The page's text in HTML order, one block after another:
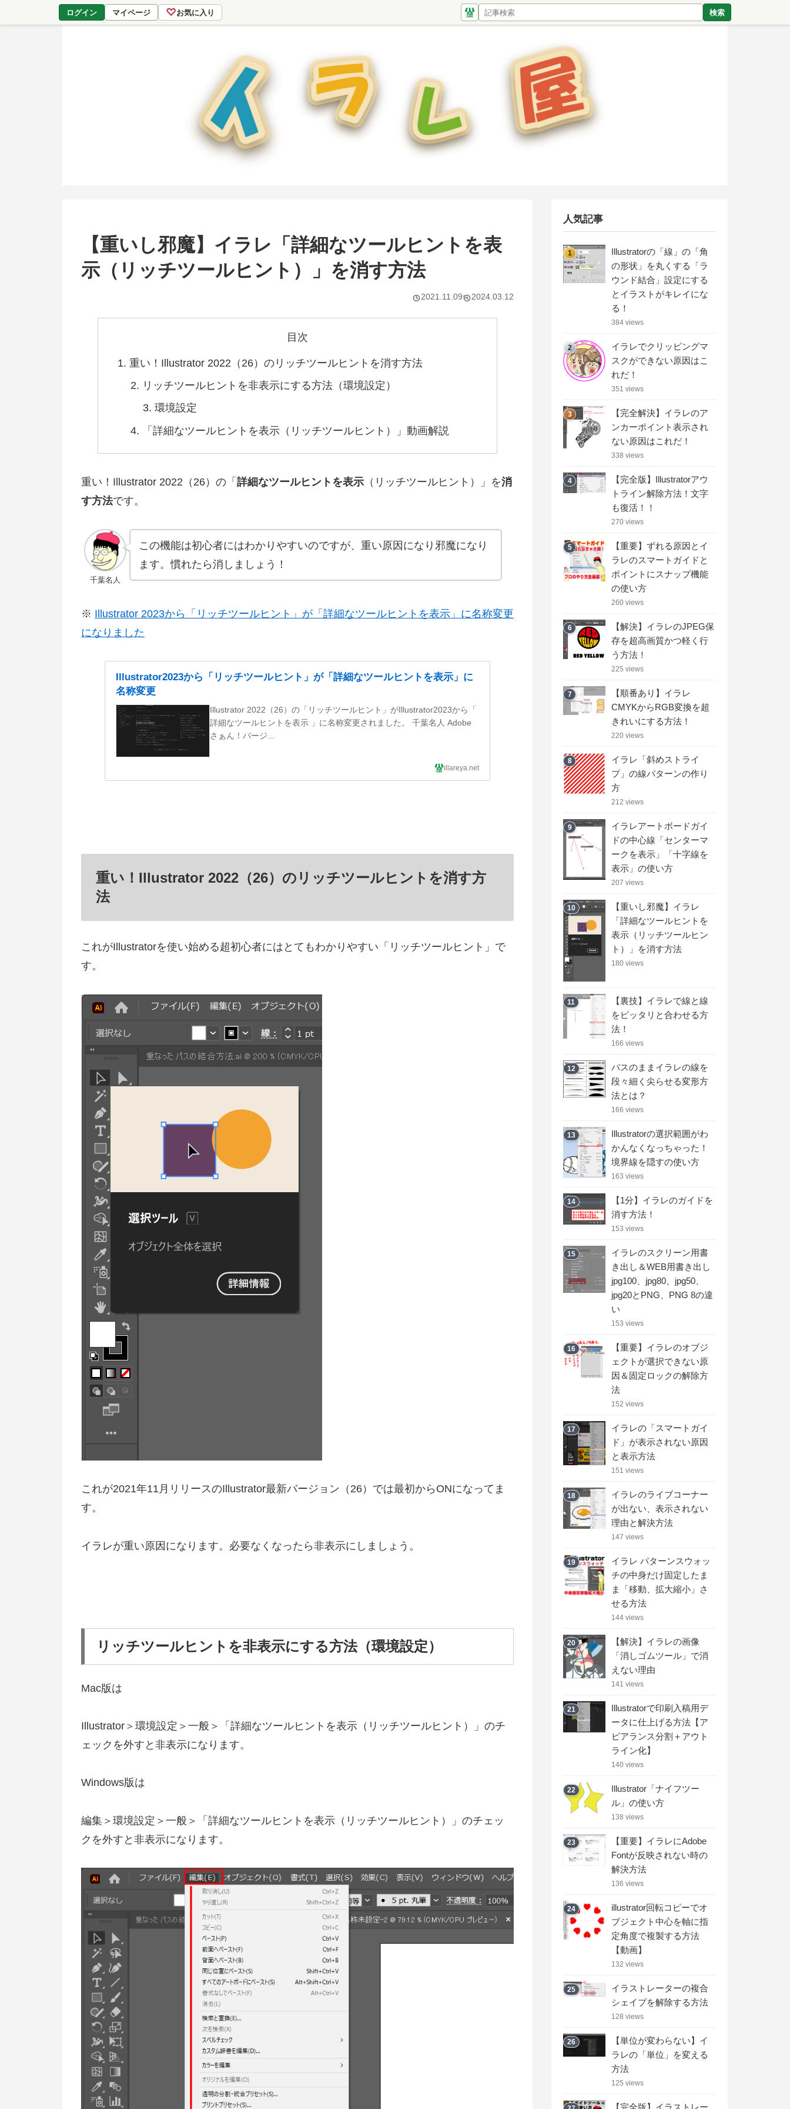
ログイン マイページ ♡お気に入り 検索
【重いし邪魔】イラレ「詳細なツールヒントを表
示（リッチツールヒント）」を消す方法
2021.11.09 2024.03.12
目次
重い！Illustrator 2022（26）のリッチツールヒントを消す方法
リッチツールヒントを非表示にする方法（環境設定）
環境設定
「詳細なツールヒントを表示（リッチツールヒント）」動画解説
重い！Illustrator 2022（26）の「 詳細なツールヒントを表示 （リッチツールヒント）」を消
す方法です。
千葉名人
この機能は初心者にはわかりやすいのですが、重い原因になり邪魔になり
ます。慣れたら消しましょう！
※ Illustrator 2023から「リッチツールヒント」が「詳細なツールヒントを表示」に名称変更
になりました
Illustrator2023から「リッチツールヒント」が「詳細なツールヒントを表示」に
名称変更
Illustrator 2022（26）の「リッチツールヒント」がIllustrator2023から「
詳細なツールヒントを表示 」に名称変更されました。 千葉名人 Adobe
さぁん！バージ...
illareya.net
重い！Illustrator 2022（26）のリッチツールヒントを消す方
法
これがIllustratorを使い始める超初心者にはとてもわかりやすい「リッチツールヒント」で
す。
これが2021年11月リリースのIllustrator最新バージョン（26）では最初からONになってま
す。
イラレが重い原因になります。必要なくなったら非表示にしましょう。
リッチツールヒントを非表示にする方法（環境設定）
Mac版は
Illustrator＞環境設定＞一般＞「詳細なツールヒントを表示（リッチツールヒント）」のチ
ェックを外すと非表示になります。
Windows版は
編集＞環境設定＞一般＞「詳細なツールヒントを表示（リッチツールヒント）」のチェッ
クを外すと非表示になります。
人気記事
1
Illustratorの「線」の「角
の形状」を丸くする「ラ
ウンド結合」設定にする
とイラストがキレイにな
る！
384 views
2
イラレでクリッピングマ
スクができない原因はこ
れだ！
351 views
3
【完全解決】イラレのア
ンカーポイント表示され
ない原因はこれだ！
338 views
4
【完全版】Illustratorアウ
トライン解除方法！文字
も復活！！
270 views
5
【重要】ずれる原因とイ
ラレのスマートガイドと
ポイントにスナップ機能
の使い方
260 views
6
【解決】イラレのJPEG保
存を超高画質かつ軽く行
う方法！
225 views
7
【順番あり】イラレ
CMYKからRGB変換を超
きれいにする方法！
220 views
8
イラレ「斜めストライ
プ」の線パターンの作り
方
212 views
9
イラレアートボードガイ
ドの中心線「センターマ
ークを表示」「十字線を
表示」の使い方
207 views
10
【重いし邪魔】イラレ
「詳細なツールヒントを
表示（リッチツールヒン
ト）」を消す方法
180 views
11
【裏技】イラレで線と線
をピッタリと合わせる方
法！
166 views
12
パスのままイラレの線を
段々細く尖らせる変形方
法とは？
166 views
13
Illustratorの選択範囲がわ
かんなくなっちゃった！
境界線を隠すの使い方
163 views
14
【1分】イラレのガイドを
消す方法！
153 views
15
イラレのスクリーン用書
き出し＆WEB用書き出し
jpg100、jpg80、jpg50、
jpg20とPNG、PNG 8の違
い
153 views
16
【重要】イラレのオブジ
ェクトが選択できない原
因＆固定ロックの解除方
法
152 views
17
イラレの「スマートガイ
ド」が表示されない原因
と表示方法
151 views
18
イラレのライブコーナー
が出ない、表示されない
理由と解決方法
147 views
19
イラレ パターンスウォッ
チの中身だけ固定したま
ま「移動、拡大縮小」さ
せる方法
144 views
20
【解決】イラレの画像
「消しゴムツール」で消
えない理由
141 views
21
Illustratorで印刷入稿用デ
ータに仕上げる方法【ア
ピアランス分割＋アウト
ライン化】
140 views
22
Illustrator「ナイフツー
ル」の使い方
138 views
23
【重要】イラレにAdobe
Fontが反映されない時の
解決方法
136 views
24
illustrator回転コピーでオ
ブジェクト中心を軸に指
定角度で複製する方法
【動画】
132 views
25
イラストレーターの複合
シェイプを解除する方法
128 views
26
【単位が変わらない】イ
ラレの「単位」を変える
方法
125 views
【完全版】イラストレー